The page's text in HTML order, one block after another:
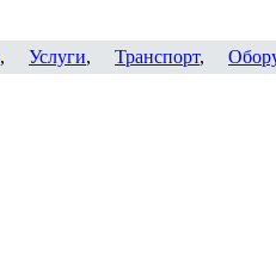
, Услуги, Транспорт,